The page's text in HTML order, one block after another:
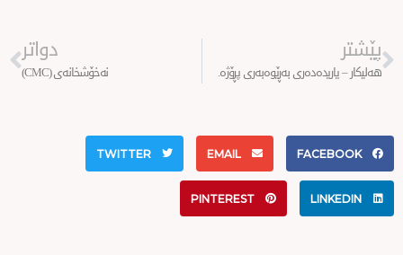
بەڕێوەبەری پڕۆژە.
EMAIL
TWITTER
PINTEREST